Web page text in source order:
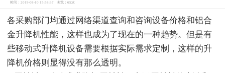
时间：2019-08-10 15:58:37 浏览：65次
各采购部门均通过网络渠道查询和咨询设备价格和铝合
金升降机性能，这样也成为了现在的一种趋势。但是有
些移动式升降机设备需要根据实际需求定制，这样的升
降机价格则显得没有那么透明。